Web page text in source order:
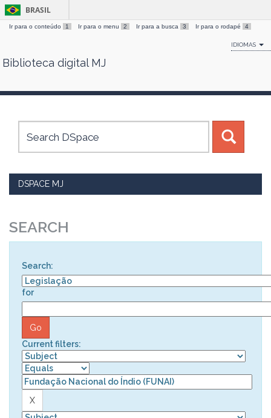
Skip
BRASIL
Ir para o conteúdo 1 Ir para o menu 2 Ir para a busca 3 Ir para o rodapé 4
IDIOMAS
Biblioteca digital MJ
DSPACE MJ
SEARCH
Search:
for
Current filters: